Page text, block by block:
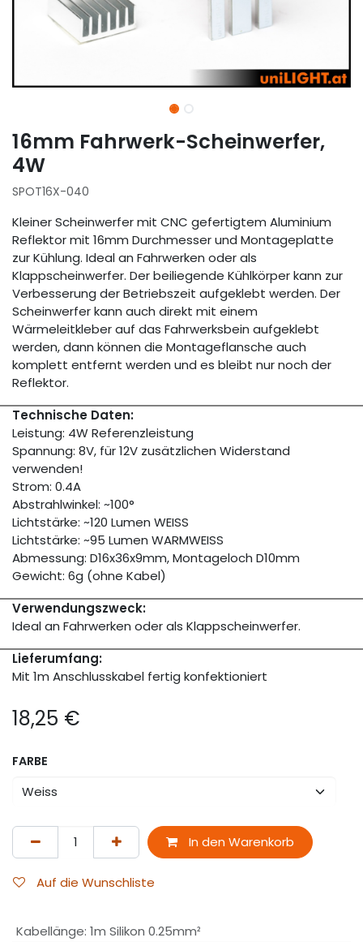
16mm Fahrwerk-Scheinwerfer,
4W
SPOT16X-040
Kleiner Scheinwerfer mit CNC gefertigtem Aluminium
Reflektor mit 16mm Durchmesser und Montageplatte
zur Kühlung. Ideal an Fahrwerken oder als
Klappscheinwerfer. Der beiliegende Kühlkörper kann zur
Verbesserung der Betriebszeit aufgeklebt werden. Der
Scheinwerfer kann auch direkt mit einem
Wärmeleitkleber auf das Fahrwerksbein aufgeklebt
werden, dann können die Montageflansche auch
komplett entfernt werden und es bleibt nur noch der
Reflektor.
Technische Daten:
Leistung: 4W Referenzleistung
Spannung: 8V, für 12V zusätzlichen Widerstand
verwenden!
Strom: 0.4A
Abstrahlwinkel: ~100°
Lichtstärke: ~120 Lumen WEISS
Lichtstärke: ~95 Lumen WARMWEISS
Abmessung: D16x36x9mm, Montageloch D10mm
Gewicht: 6g (ohne Kabel)
Verwendungszweck:
Ideal an Fahrwerken oder als Klappscheinwerfer.
Lieferumfang:
Mit 1m Anschlusskabel fertig konfektioniert
18,25 €
FARBE
In den Warenkorb
Auf die Wunschliste
Kabellänge: 1m Silikon 0.25mm²